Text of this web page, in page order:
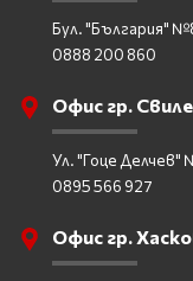
Бул. "България"
0888 200 860
Офис гр.
Ул. "Гоце Делчев"
0895 566 927
Офис гр.